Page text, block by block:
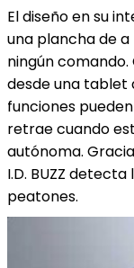
El diseño en su
una plancha de
ningún
desde una tablet
funciones
retrae cuando
autónoma.
I.D. BUZZ
peatones.